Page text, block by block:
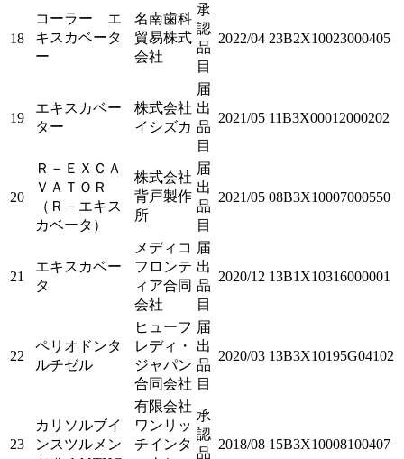
18
コーラー エ
キスカベータ
ー
名南歯科
貿易株式
会社
承
認
品
目
2022/04 23B2X10023000405
19
エキスカベー
ター
株式会社
イシズカ
届
出
品
目
2021/05 11B3X00012000202
20
Ｒ－ＥＸＣＡ
ＶＡＴＯＲ
（Ｒ－エキス
カベータ）
株式会社
背戸製作
所
届
出
品
目
2021/05 08B3X10007000550
21
エキスカベー
タ
メディコ
フロンテ
ィア合同
会社
届
出
品
目
2020/12 13B1X10316000001
22
ペリオドンタ
ルチゼル
ヒューフ
レディ・
ジャパン
合同会社
届
出
品
目
2020/03 13B3X10195G04102
23
カリソルブイ
ンスツルメン
有限会社
ワンリッ
チインタ
承
認
品
2018/08 15B3X10008100407